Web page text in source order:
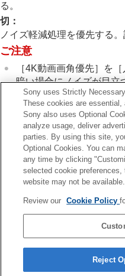
セルフタイマー（動画
より高画質の静止画
画質や記録形式を設定
JPEG/HEIF切換
画質/画像サイズ設
画）
画質/画像サイズ
画質/画像サイズ設
画質/画像サイズ設
画像サイズ
アスペクト比
HLG静止画
色空間
記録方式（動画）
（動画）
スロー&クイック
タイムラプス設定
4K動画画角優先
る。
切 ：
ノイズ軽減処理を優先する
ご注意
［4K動画画角優先］ を
暗い場合にノイズが目立
ムラプス設定
言語選択ページへ
5-069-971-01(4)
Sony uses Strictly
These cookies are
Sony also uses Optional
analyze usage, deliver
parties. By using this site,
Optional Cookies. You can
any time by clicking
selected cookie
website may not be available.
Review our Cookie Policy
Reject